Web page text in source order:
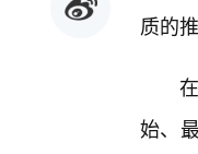
质的
始、